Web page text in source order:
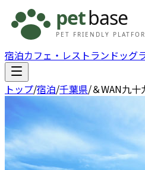
宿泊カフェ・レストラン ドッグ
トップ/宿泊/千葉県/＆WAN九十